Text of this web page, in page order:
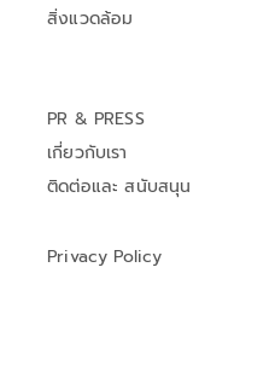
สิ่งแวดล้อม
PR & PRESS
เกี่ยวกับเรา
ติดต่อและ สนับสนุน
Privacy Policy